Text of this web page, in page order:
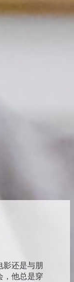
影还是与朋
，他总是穿